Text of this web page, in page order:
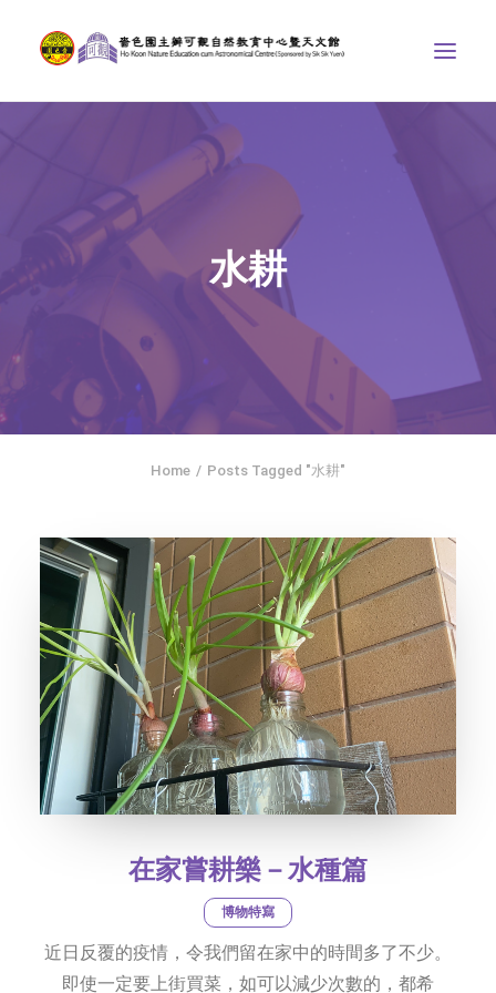
天文館
博物天地
比賽/專題計劃
聯絡我們
SEARCH
社交平台
字型大小
水耕
Home Posts Tagged "水耕"
在家嘗耕樂－水種篇
博物特寫
近日反覆的疫情，令我們留在家中的時間多了不少。
即使一定要上街買菜，如可以減少次數的，都希